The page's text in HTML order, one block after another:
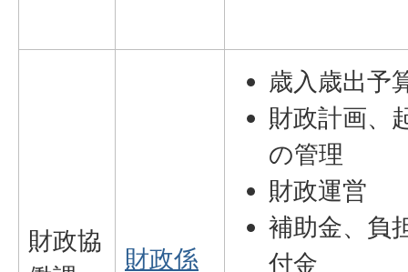
財政協
財政係
歳入歳出予
財政計画、
の管理
財政運営
補助金、負
付金